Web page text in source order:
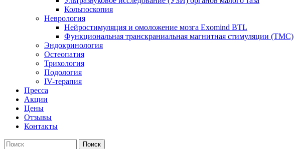
Кольпоскопия
Неврология
Нейростимуляция и омоложение мозга Exomind BTL
Функциональная транскраниальная магнитная стимуляции (ТМС)
Эндокринология
Остеопатия
Трихология
Подология
IV-терапия
Пресса
Акции
Цены
Отзывы
Контакты